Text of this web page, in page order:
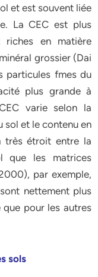
et est souvent liée
La CEC est plus
en matière
grossier (Dai
particules fmes du
plus grande à
varie selon la
sol et le contenu en
très étroit entre la
que les matrices
par exemple,
nettement plus
que pour les autres
sols